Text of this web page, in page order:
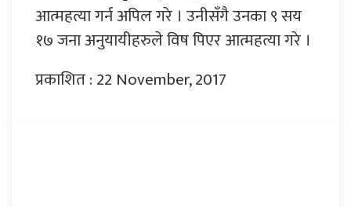
आत्महत्या गर्न अपिल गरे । उनीसँगै उनका ९ सय
१७ जना अनुयायीहरुले विष पिएर आत्महत्या गरे ।
प्रकाशित : 22 November, 2017